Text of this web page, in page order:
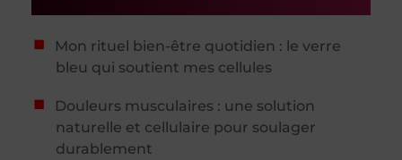
Mon rituel bien-être quotidien : le verre
bleu qui soutient mes cellules
Douleurs musculaires : une solution
naturelle et cellulaire pour soulager
durablement